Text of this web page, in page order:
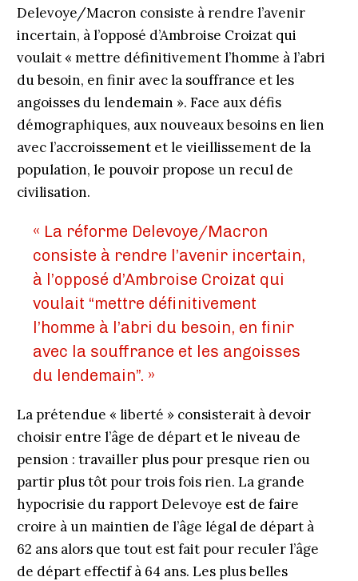
Delevoye/Macron consiste à rendre l’avenir
incertain, à l’opposé d’Ambroise Croizat qui
voulait « mettre définitivement l’homme à l’abri
du besoin, en finir avec la souffrance et les
angoisses du lendemain ». Face aux défis
démographiques, aux nouveaux besoins en lien
avec l’accroissement et le vieillissement de la
population, le pouvoir propose un recul de
civilisation.
« La réforme Delevoye/Macron
consiste à rendre l’avenir incertain,
à l’opposé d’Ambroise Croizat qui
voulait “mettre définitivement
l’homme à l’abri du besoin, en finir
avec la souffrance et les angoisses
du lendemain”. »
La prétendue « liberté » consisterait à devoir
choisir entre l’âge de départ et le niveau de
pension : travailler plus pour presque rien ou
partir plus tôt pour trois fois rien. La grande
hypocrisie du rapport Delevoye est de faire
croire à un maintien de l’âge légal de départ à
62 ans alors que tout est fait pour reculer l’âge
de départ effectif à 64 ans. Les plus belles